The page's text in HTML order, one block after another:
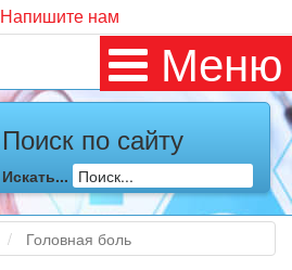
Напишите нам
Меню
Поиск по сайту
Искать...
Головная боль